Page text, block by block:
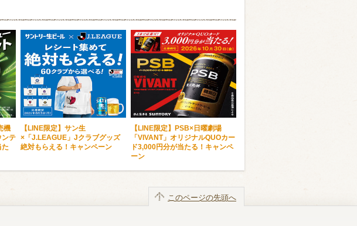
機
ンテ
た
【LINE限定】サン生
×「J.LEAGUE」Jクラブグッズ
絶対もらえる！キャンペーン
【LINE限定】PSB×日曜劇場
「VIVANT」オリジナルQUOカー
ド3,000円分が当たる！キャンペ
ーン
このページの先頭へ